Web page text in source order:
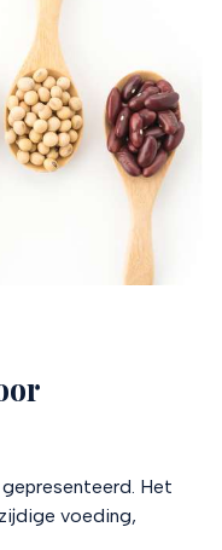
Het
voeding,